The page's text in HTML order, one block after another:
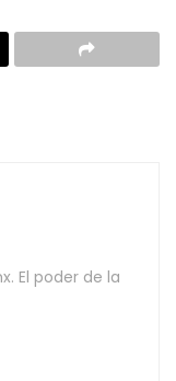
El poder de la